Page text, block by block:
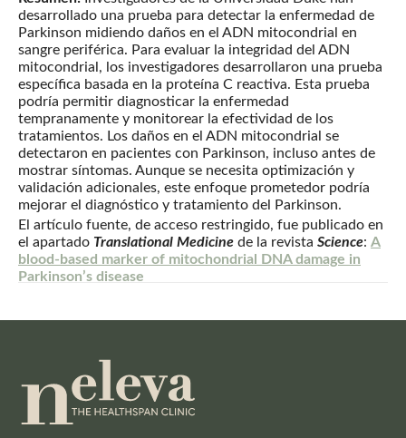
desarrollado una prueba para detectar la enfermedad de
Parkinson midiendo daños en el ADN mitocondrial en
sangre periférica. Para evaluar la integridad del ADN
mitocondrial, los investigadores desarrollaron una prueba
específica basada en la proteína C reactiva. Esta prueba
podría permitir diagnosticar la enfermedad
tempranamente y monitorear la efectividad de los
tratamientos. Los daños en el ADN mitocondrial se
detectaron en pacientes con Parkinson, incluso antes de
mostrar síntomas. Aunque se necesita optimización y
validación adicionales, este enfoque prometedor podría
mejorar el diagnóstico y tratamiento del Parkinson.
El artículo fuente, de acceso restringido, fue publicado en
el apartado Translational Medicine de la revista Science: A
blood-based marker of mitochondrial DNA damage in
Parkinson’s disease